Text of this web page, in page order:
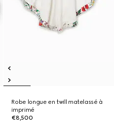
Robe longue en twill matelassé à
imprimé
€8,500